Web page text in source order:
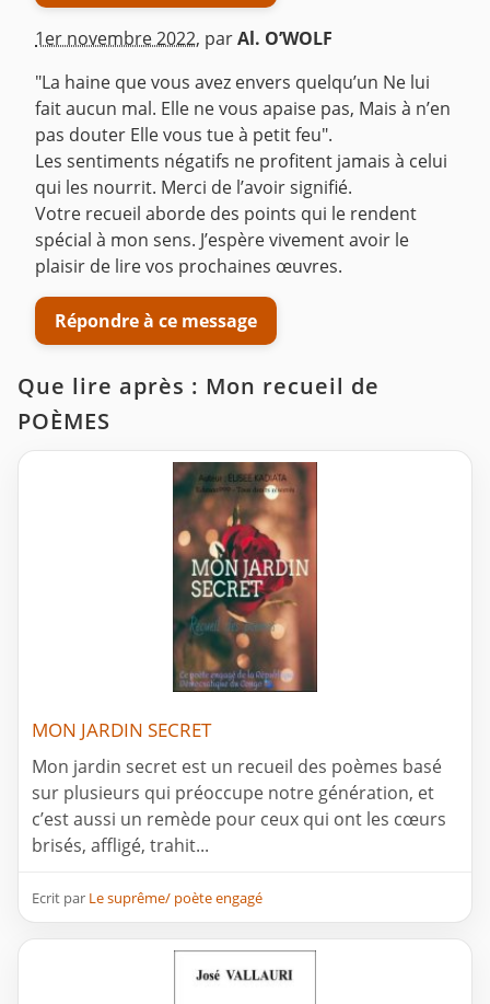
1er novembre 2022, parAl. O’WOLF
"La haine que vous avez envers quelqu’un Ne lui
fait aucun mal. Elle ne vous apaise pas, Mais à n’en
pas douter Elle vous tue à petit feu".
Les sentiments négatifs ne profitent jamais à celui
qui les nourrit. Merci de l’avoir signifié.
Votre recueil aborde des points qui le rendent
spécial à mon sens. J’espère vivement avoir le
plaisir de lire vos prochaines œuvres.
Répondre à ce message
Que lire après : Mon recueil de
POÈMES
MON JARDIN SECRET
Mon jardin secret est un recueil des poèmes basé
sur plusieurs qui préoccupe notre génération, et
c’est aussi un remède pour ceux qui ont les cœurs
brisés, affligé, trahit...
Ecrit par Le suprême/ poète engagé